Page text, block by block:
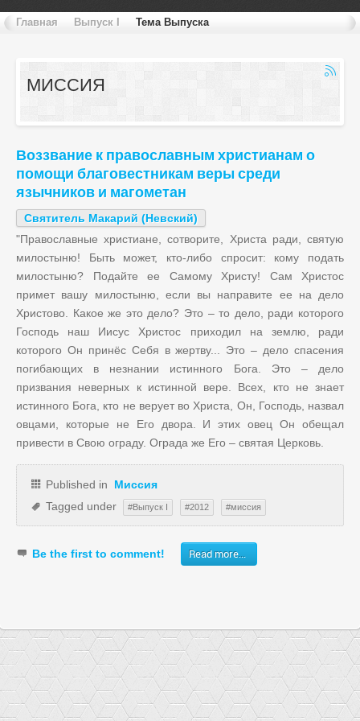
Главная Выпуск I Тема Выпуска
МИССИЯ
Воззвание к православным христианам о
помощи благовестникам веры среди
язычников и магометан
Святитель Макарий (Невский)
"Православные христиане, сотворите, Христа ради, святую
милостыню! Быть может, кто-либо спросит: кому подать
милостыню? Подайте ее Самому Христу! Сам Христос
примет вашу милостыню, если вы направите ее на дело
Христово. Какое же это дело? Это – то дело, ради которого
Господь наш Иисус Христос приходил на землю, ради
которого Он принёс Себя в жертву... Это – дело спасения
погибающих в незнании истинного Бога. Это – дело
призвания неверных к истинной вере. Всех, кто не знает
истинного Бога, кто не верует во Христа, Он, Господь, назвал
овцами, которые не Его двора. И этих овец Он обещал
привести в Свою ограду. Ограда же Его – святая Церковь.
Published in
Миссия
Tagged under
Выпуск I 2012 миссия
Be the first to comment! Read more...